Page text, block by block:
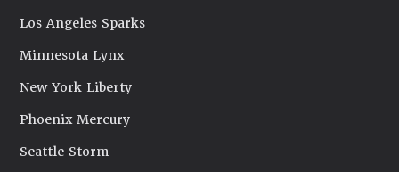
Los Angeles Sparks
Minnesota Lynx
New York Liberty
Phoenix Mercury
Seattle Storm